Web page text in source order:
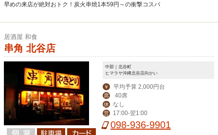
早めの来店が絶対おトク！炭火串焼1本59円～の衝撃コスパ
居酒屋 和食
串角 北谷店
中部｜北谷町
ヒマラヤ沖縄北谷店向かい
￥ 平均予算 2,000円台
席 40席
休 なし
営 17:00-翌1:00
098-936-9901